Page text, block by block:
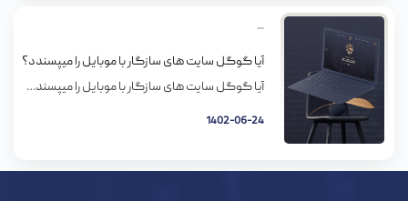
آیا گوگل سایت های سازگار با موبایل را میپسندد؟
آیا گوگل سایت های سازگار با موبایل را میپسندد؟ گوگل تأیید کرده که بیش از نیمی از سرچ های اینترنت از طریق موبایل و تبلت انجام میشه. سرچ موبایلی معمولا 60 تا 70 درصد از ترافیک بعضی از مشتری های ما رو تشکیل میده. حتی وقتی مردم بیشتری به تبلت و گوشی های هوشمند دسترسی […]
1402-06-24